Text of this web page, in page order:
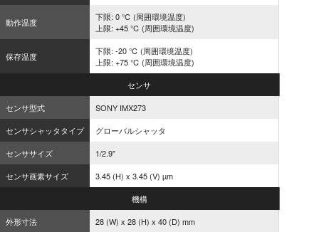
動作温度
下限: 0 ℃ (周囲環境温度)
上限: +45 ℃ (周囲環境温度)
保存温度
下限: -20 ℃ (周囲環境温度)
上限: +75 ℃ (周囲環境温度)
センサ
センサ型式
SONY IMX273
センサシャッタタイプ
グローバルシャッタ
センササイズ
1/2.9"
センサ画素サイズ
3.45 (H) x 3.45 (V) µm
機構
外形寸法
28 (W) x 28 (H) x 40 (D) mm